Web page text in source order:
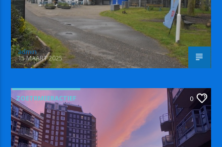
admin
15 MAART 2025
ZOETRMEERACTIEF 0